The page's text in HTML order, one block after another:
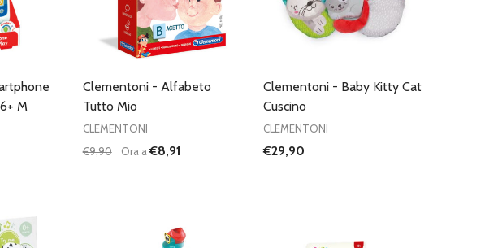
M
Clementoni - Alfabeto
Tutto Mio
CLEMENTONI
€9,90
Ora a€8,91
Clementoni - Baby Kitty Cat
Cuscino
CLEMENTONI
€29,90